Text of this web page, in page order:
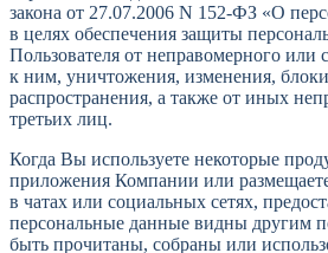
закона от 27.07.2006 N 152-ФЗ «О
в целях обеспечения защиты
Пользователя от неправомерного или
к ним, уничтожения, изменения,
распространения, а также от иных
третьих лиц.
Когда Вы используете некоторые
приложения Компании или
в чатах или социальных сетях,
персональные данные видны другим
быть прочитаны, собраны или